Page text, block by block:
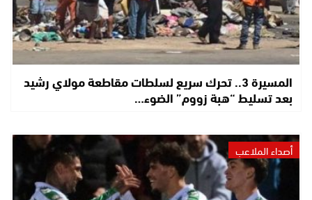
المسيرة 3.. تحرك سريع لسلطات مقاطعة مولاي رشيد
بعد تسليط “هبة زووم” الضوء…
أصداء الملاعب